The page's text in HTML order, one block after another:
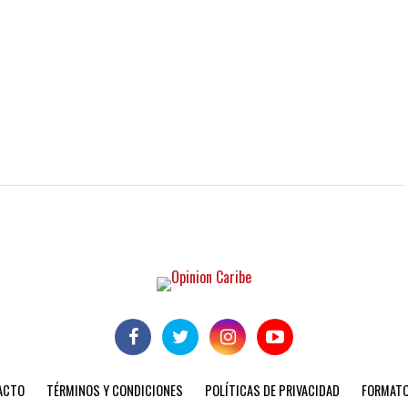
TÉRMINOS Y CONDICIONES POLÍTICAS DE PRIVACIDAD